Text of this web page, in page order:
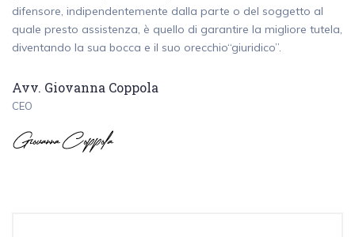
difensore, indipendentemente dalla parte o del soggetto al
quale presto assistenza, è quello di garantire la migliore tutela,
diventando la sua bocca e il suo orecchio“giuridico”.
Avv. Giovanna Coppola
CEO